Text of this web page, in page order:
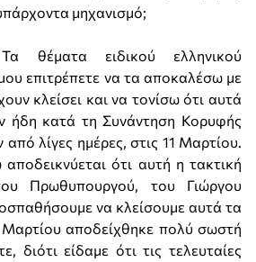
μηχανισμό;
θέματα ειδικού ελληνικού
επιτρέπετε να τα αποκαλέσω με
κλείσει και να τονίσω ότι αυτά
ήδη κατά τη Συνάντηση Κορυφής
λίγες ημέρες, στις 11 Μαρτίου.
ότι αυτή η τακτική
Πρωθυπουργού, του Γιώργου
να κλείσουμε αυτά τα
Μαρτίου αποδείχθηκε πολύ σωστή
διότι είδαμε ότι τις τελευταίες